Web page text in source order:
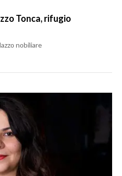
Tonca, rifugio
nobiliare